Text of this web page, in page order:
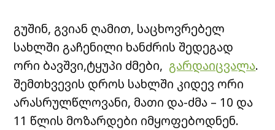
გუშინ, გვიან ღამით, საცხოვრებელ
სახლში გაჩენილი ხანძრის შედეგად
ორი ბავშვი,ტყუპი ძმები, გარდაიცვალა.
შემთხვევის დროს სახლში კიდევ ორი
არასრულწლოვანი, მათი და-ძმა – 10 და
11 წლის მოზარდები იმყოფებოდნენ.